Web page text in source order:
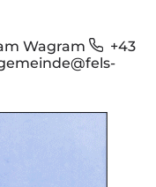
Wagram
+43